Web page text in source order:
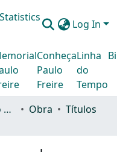
Statistics
Log In
Conheça
Paulo
Freire
Linha
do
Tempo
Acervo Educador Paulo Freire Obra
Títulos